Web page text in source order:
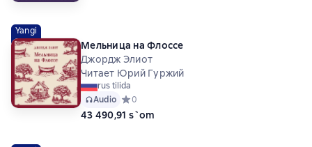
Yangi
Мельница на Флоссе
Джордж Элиот
Читает Юрий Гуржий
rus tilida
Audio Средний рейтинг 0 на основе 0 оценок
0
43 490,91 s`om